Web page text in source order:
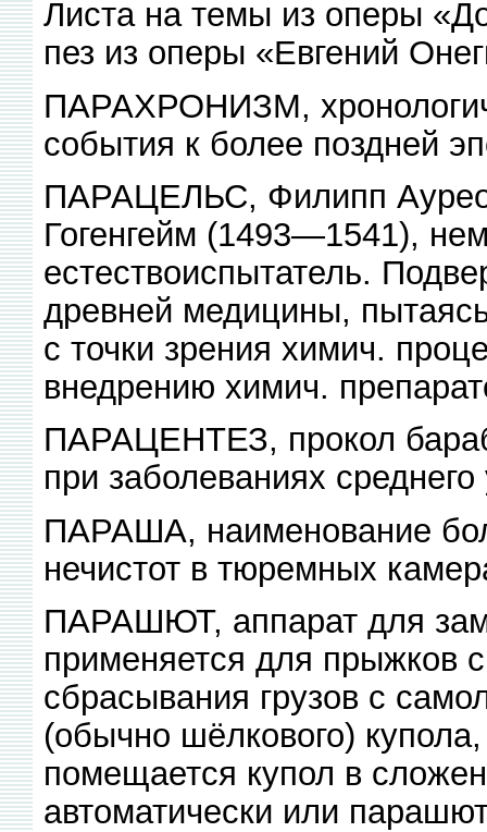
Листа на темы из оперы
пез из оперы «Евгений
ПАРАХРОНИЗМ,
события к более поздней
ПАРАЦЕЛЬС, Филипп
Гогенгейм (1493—1541),
естествоиспытатель.
древней медицины,
с точки зрения химич.
внедрению химич.
ПАРАЦЕНТЕЗ, прокол
при заболеваниях
ПАРАША, наименование
нечистот в тюремных
ПАРАШЮТ, аппарат для
применяется для прыжков
сбрасывания грузов с
(обычно шёлкового)
помещается купол в
автоматически или